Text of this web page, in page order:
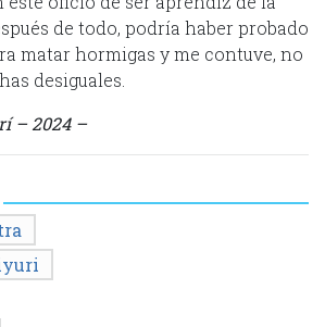
de todo, podría haber probado
matar hormigas y me contuve, no
desiguales.
– 2024 –